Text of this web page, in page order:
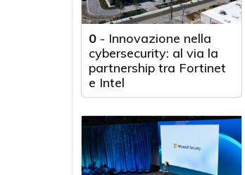
0 - Innovazione nella
cybersecurity: al via la
partnership tra Fortinet
e Intel